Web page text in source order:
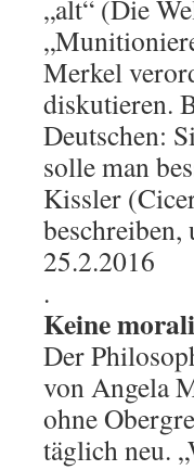
„alt“ (Die
Merkel
diskutieren.
Deutschen:
solle man
Kissler
beschreiben,
25.2.2016
.
Keine
Der
von Angela
ohne
täglich neu.